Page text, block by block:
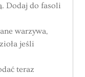
Dodaj do fasoli
warzywa,
jeśli
teraz